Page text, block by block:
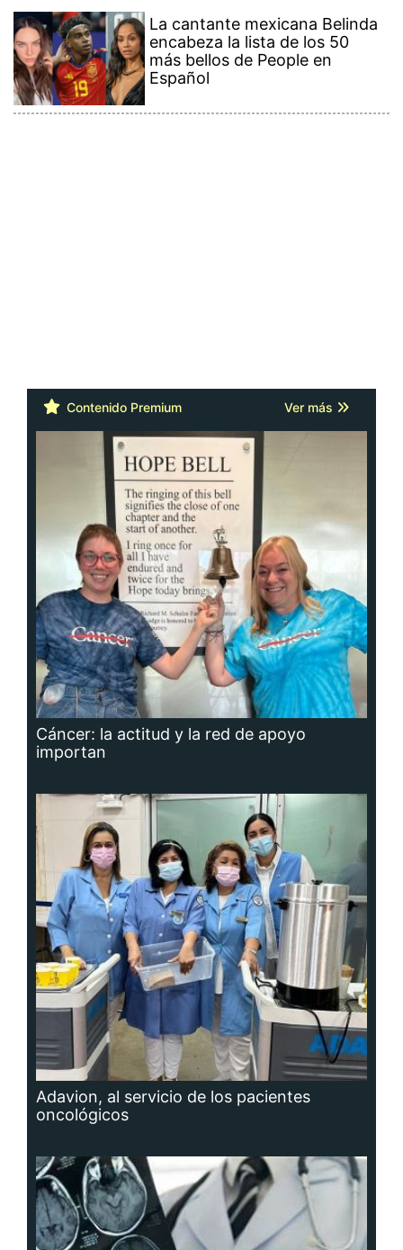
La cantante mexicana Belinda
encabeza la lista de los 50
más bellos de People en
Español
Contenido Premium Ver más
Cáncer: la actitud y la red de apoyo
importan
Adavion, al servicio de los pacientes
oncológicos